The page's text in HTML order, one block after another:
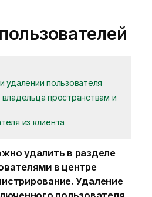
удалении пользователя
пространствам и
из клиента
удалить в разделе
в центре
. Удаление